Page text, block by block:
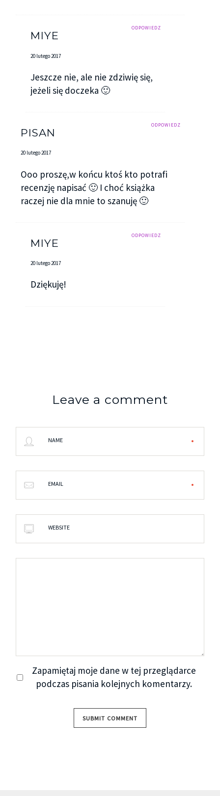
ODPOWIEDZ
MIYE
20 lutego 2017
Jeszcze nie, ale nie zdziwię się,
jeżeli się doczeka 🙂
ODPOWIEDZ
PISAN
20 lutego 2017
Ooo proszę,w końcu ktoś kto potrafi
recenzję napisać 🙂 I choć książka
raczej nie dla mnie to szanuję 🙂
ODPOWIEDZ
MIYE
20 lutego 2017
Dziękuję!
Leave a comment
NAME
EMAIL
WEBSITE
Zapamiętaj moje dane w tej przeglądarce
podczas pisania kolejnych komentarzy.